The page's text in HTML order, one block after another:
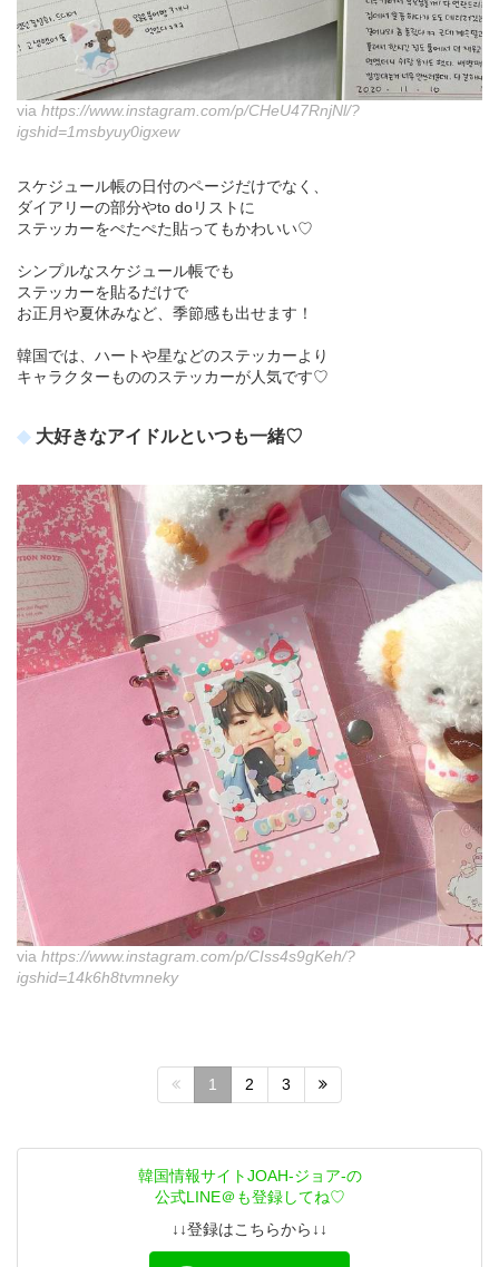
via https://www.instagram.com/p/CHeU47RnjNl/?
igshid=1msbyuy0igxew
スケジュール帳の日付のページだけでなく、
ダイアリーの部分やto doリストに
ステッカーをぺたぺた貼ってもかわいい♡
シンプルなスケジュール帳でも
ステッカーを貼るだけで
お正月や夏休みなど、季節感も出せます！
韓国では、ハートや星などのステッカーより
キャラクターもののステッカーが人気です♡
大好きなアイドルといつも一緒♡
via https://www.instagram.com/p/CIss4s9gKeh/?
igshid=14k6h8tvmneky
1 2 3
韓国情報サイトJOAH-ジョア-の
公式LINE＠も登録してね♡
↓↓登録はこちらから↓↓